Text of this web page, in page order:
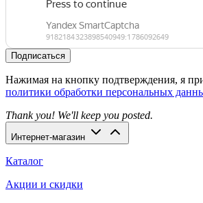
Подписаться
Нажимая на кнопку подтверждения, я
политики обработки персональных
Thank you! We'll keep you posted.
Интернет-магазин
Каталог
Акции и скидки